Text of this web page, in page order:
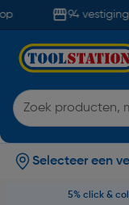
94
Selecteer een
5% click &